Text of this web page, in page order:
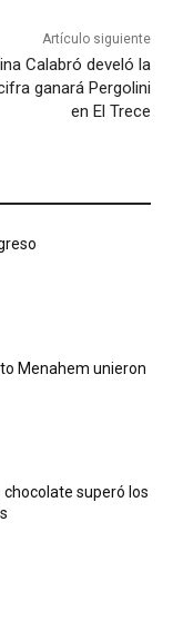
Artículo siguiente
Calabró develó la
ganará Pergolini
en El Trece
Menahem unieron
superó los